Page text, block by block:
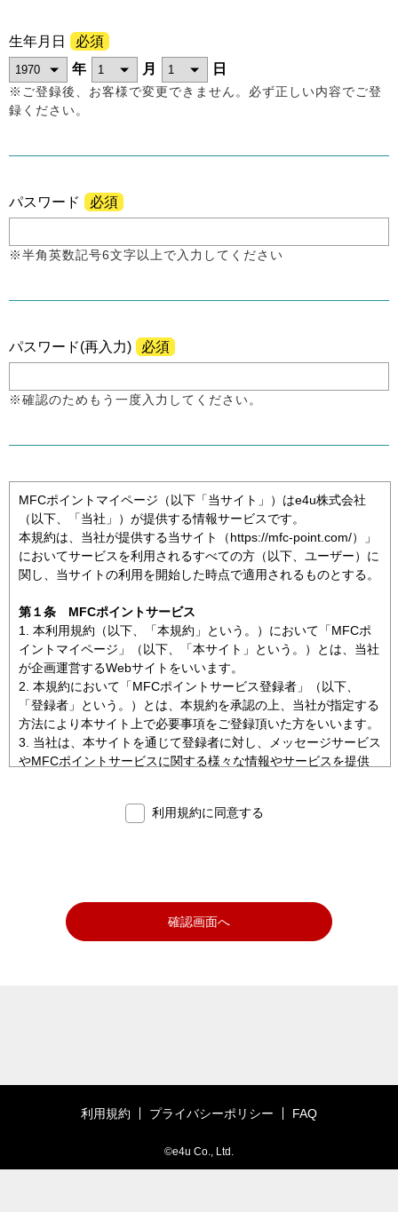
生年月日
必須
年
月 日
※ご登録後、お客様で変更できません。必ず正しい内容でご登
録ください。
パスワード 必須
※半角英数記号6文字以上で入力してください
パスワード(再入力) 必須
※確認のためもう一度入力してください。
MFCポイントマイページ（以下「当サイト」）はe4u株式会社
（以下、「当社」）が提供する情報サービスです。
本規約は、当社が提供する当サイト（https://mfc-point.com/）」
においてサービスを利用されるすべての方（以下、ユーザー）に
関し、当サイトの利用を開始した時点で適用されるものとする。
第１条 MFCポイントサービス
1. 本利用規約（以下、「本規約」という。）において「MFCポ
イントマイページ」（以下、「本サイト」という。）とは、当社
が企画運営するWebサイトをいいます。
2. 本規約において「MFCポイントサービス登録者」（以下、
「登録者」という。）とは、本規約を承認の上、当社が指定する
方法により本サイト上で必要事項をご登録頂いた方をいいます。
3. 当社は、本サイトを通じて登録者に対し、メッセージサービス
やMFCポイントサービスに関する様々な情報やサービスを提供
し、登録者への情報提供や特典付与を委託した企業（以下、「ク
当社指定の方法で停止することができます。
4. 当社は登録者に事前に通知することなく、本サイトの運営、メ
よるものとします。
の権利に関する事項（MFCポイントの有効期限等）をお知らせ
するため、電子メールを不定期に送信することが出来るものと
利用規約に同意する
確認画面へ
利用規約 プライバシーポリシー FAQ
©e4u Co., Ltd.